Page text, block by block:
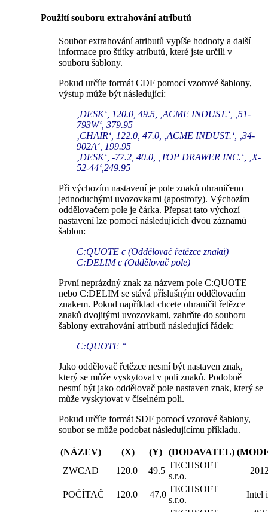
Použití souboru extrahování atributů
Soubor extrahování atributů vypíše hodnoty a další
informace pro štítky atributů, které jste určili v
souboru šablony.
Pokud určíte formát CDF pomocí vzorové šablony,
výstup může být následující:
‚DESK‘, 120.0, 49.5, ‚ACME INDUST.‘, ‚51-
793W‘, 379.95
‚CHAIR‘, 122.0, 47.0, ‚ACME INDUST.‘, ‚34-
902A‘, 199.95
‚DESK‘, -77.2, 40.0, ‚TOP DRAWER INC.‘, ‚X-
52-44‘,249.95
Při výchozím nastavení je pole znaků ohraničeno
jednoduchými uvozovkami (apostrofy). Výchozím
oddělovačem pole je čárka. Přepsat tato výchozí
nastavení lze pomocí následujících dvou záznamů
šablon:
C:QUOTE c (Oddělovač řetězce znaků)
C:DELIM c (Oddělovač pole)
První neprázdný znak za názvem pole C:QUOTE
nebo C:DELIM se stává příslušným oddělovacím
znakem. Pokud například chcete ohraničit řetězce
znaků dvojitými uvozovkami, zahrňte do souboru
šablony extrahování atributů následující řádek:
C:QUOTE ‘‘
Jako oddělovač řetězce nesmí být nastaven znak,
který se může vyskytovat v poli znaků. Podobně
nesmí být jako oddělovač pole nastaven znak, který se
může vyskytovat v číselném poli.
Pokud určíte formát SDF pomocí vzorové šablony,
soubor se může podobat následujícímu příkladu.
(NÁZEV) (X) (Y) (DODAVATEL)
ZWCAD
120.0 49.5
TECHSOFT
s.r.o.
POČÍTAČ 120.0 47.0
TECHSOFT
s.r.o.
Intel